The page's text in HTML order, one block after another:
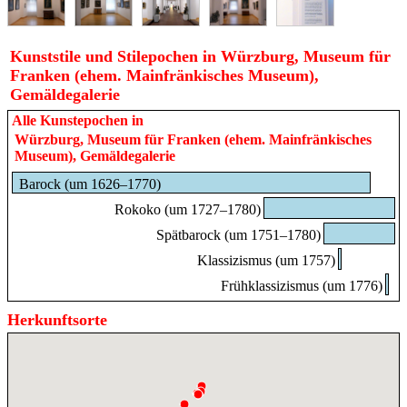
Johann Kupetzky
Barock (Böhmen)
Johann Matthäus von Merian
1659 Frankfurt - 1716 Frankfurt
Johann Nicolaus Treu
1734 Bamberg - 1786 Würzburg
Nur hier
Johann Peter Wagner
1730 Obertheres - 1809 Würzburg
Rokoko (Deutschland)
, Rokoko (Mainfranken) ,
Frühklassizismus (Mainfranken)
Nur hier
Johannes (Johann) Zick
1702 Lachen - 1762 Würzburg
Kunststile und Stilepochen in Würzburg, Museum für
Franken (ehem. Mainfränkisches Museum),
Gemäldegalerie
Alle Kunstepochen in
Würzburg, Museum für Franken (ehem. Mainfränkisches
Museum), Gemäldegalerie
Barock (um 1626–1770)
Rokoko (um 1727–1780)
Spätbarock (um 1751–1780)
Klassizismus (um 1757)
Frühklassizismus (um 1776)
Herkunftsorte